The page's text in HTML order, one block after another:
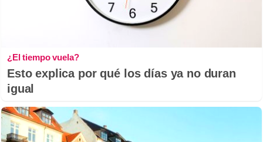
¿El tiempo vuela?
Esto explica por qué los días ya no duran
igual